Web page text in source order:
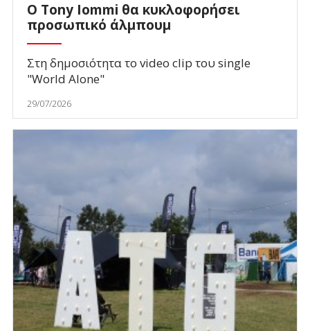
Ο Tony Iommi θα κυκλοφορήσει
προσωπικό άλμπουμ
Στη δημοσιότητα το video clip του single
"World Alone"
29/07/2026